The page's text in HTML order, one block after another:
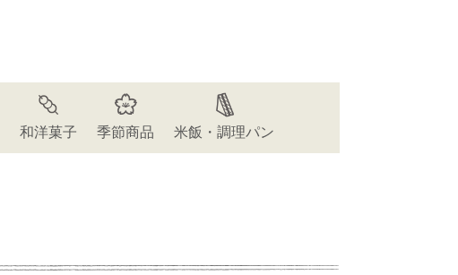
和洋菓子 季節商品 米飯・調理パン